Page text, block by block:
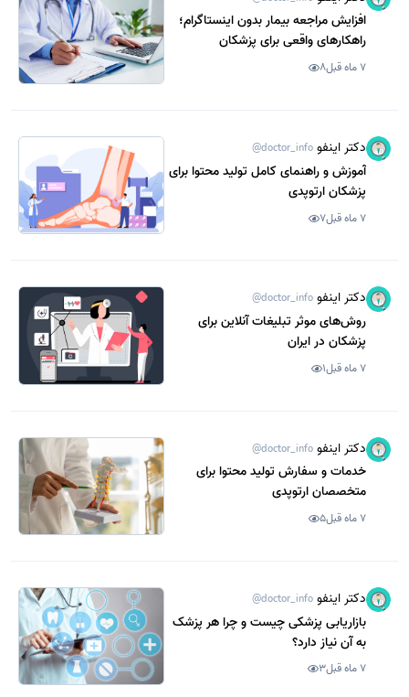
افزایش مراجعه بیمار بدون اینستاگرام؛
راهکارهای واقعی برای پزشکان
7 ماه قبل 8
دکتر اینفو @doctor_info
آموزش و راهنمای کامل تولید محتوا برای
پزشکان ارتوپدی
7 ماه قبل 7
دکتر اینفو @doctor_info
روش‌های موثر تبلیغات آنلاین برای
پزشکان در ایران
7 ماه قبل 1
دکتر اینفو @doctor_info
خدمات و سفارش تولید محتوا برای
متخصصان ارتوپدی
7 ماه قبل 5
دکتر اینفو @doctor_info
بازاریابی پزشکی چیست و چرا هر پزشک
به آن نیاز دارد؟
7 ماه قبل 3